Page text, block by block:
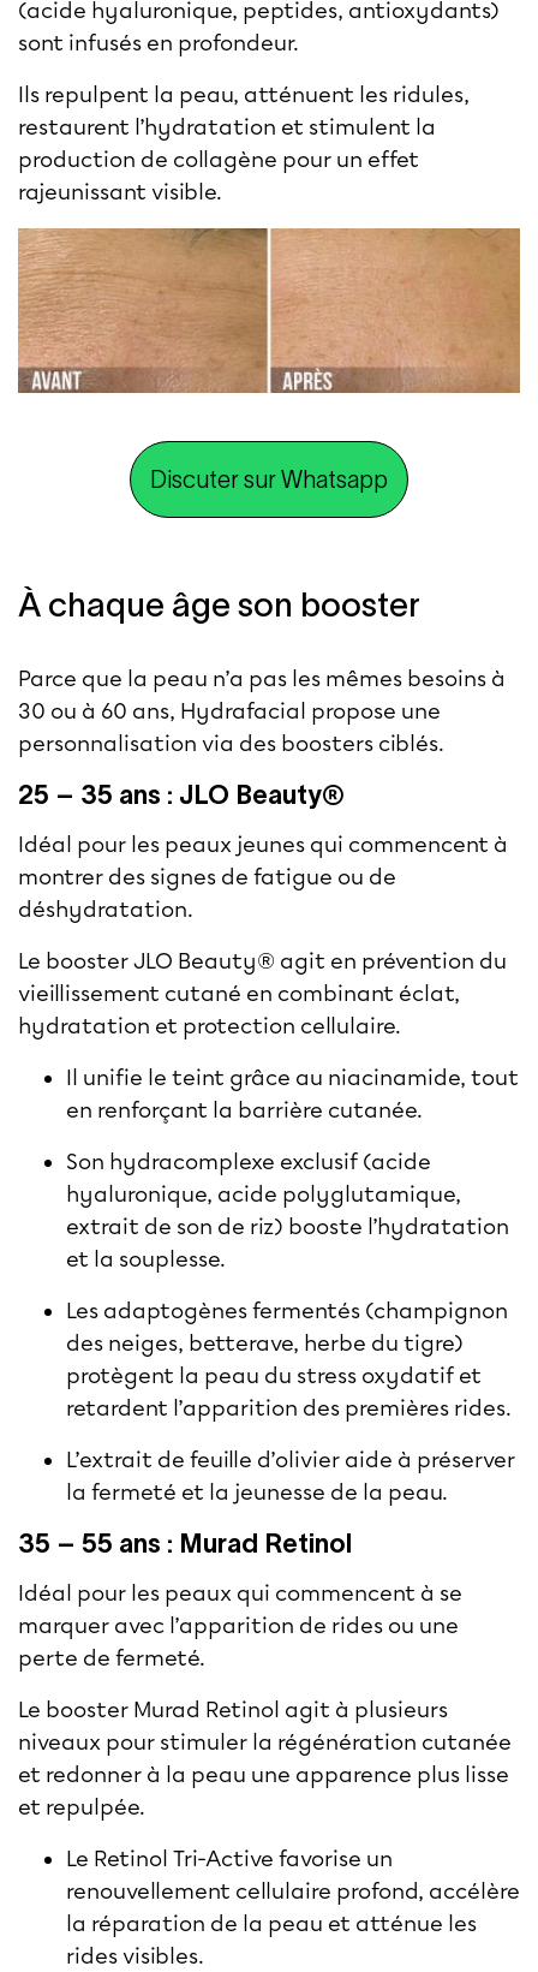
(acide hyaluronique, peptides, antioxydants)
sont infusés en profondeur.
Ils repulpent la peau, atténuent les ridules,
restaurent l’hydratation et stimulent la
production de collagène pour un effet
rajeunissant visible.
Discuter sur Whatsapp
À chaque âge son booster
Parce que la peau n’a pas les mêmes besoins à
30 ou à 60 ans, Hydrafacial propose une
personnalisation via des boosters ciblés.
25 – 35 ans : JLO Beauty®
Idéal pour les peaux jeunes qui commencent à
montrer des signes de fatigue ou de
déshydratation.
Le booster JLO Beauty® agit en prévention du
vieillissement cutané en combinant éclat,
hydratation et protection cellulaire.
Il unifie le teint grâce au niacinamide, tout
en renforçant la barrière cutanée.
Son hydracomplexe exclusif (acide
hyaluronique, acide polyglutamique,
extrait de son de riz) booste l’hydratation
et la souplesse.
Les adaptogènes fermentés (champignon
des neiges, betterave, herbe du tigre)
protègent la peau du stress oxydatif et
retardent l’apparition des premières rides.
L’extrait de feuille d’olivier aide à préserver
la fermeté et la jeunesse de la peau.
35 – 55 ans : Murad Retinol
Idéal pour les peaux qui commencent à se
marquer avec l’apparition de rides ou une
perte de fermeté.
Le booster Murad Retinol agit à plusieurs
niveaux pour stimuler la régénération cutanée
et redonner à la peau une apparence plus lisse
et repulpée.
Le Retinol Tri-Active favorise un
renouvellement cellulaire profond, accélère
la réparation de la peau et atténue les
rides visibles.